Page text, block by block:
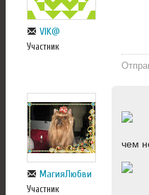
VIK@
Участник
МагияЛюбви
Участник
чем